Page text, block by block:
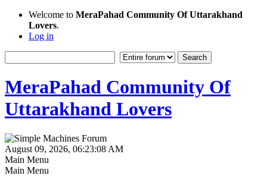
Welcome to MeraPahad Community Of Uttarakhand
Lovers.
Log in
MeraPahad Community Of
Uttarakhand Lovers
August 09, 2026, 06:23:08 AM
Main Menu
Main Menu